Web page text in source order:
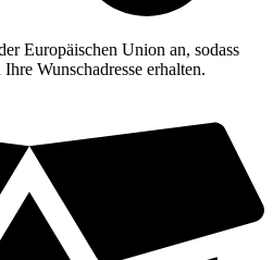
Europäischen Union an, sodass
Wunschadresse erhalten.